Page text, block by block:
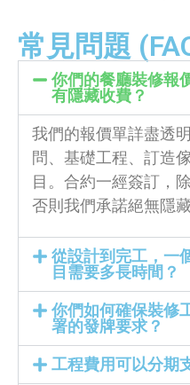
常見問題
你們的餐廳裝修報
有隱藏收費？
我們的報價單詳盡透
問、基礎工程、訂造
目。合約一經簽訂，
否則我們承諾絕無隱
從設計到完工，一
目需要多長時間？
你們如何確保裝修
署的發牌要求？
工程費用可以分期